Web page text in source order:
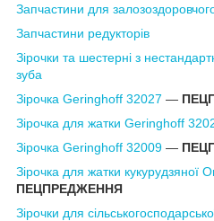
Запчастини для залоз
Запчастини редукторів
Зірочки та шестерні з
зуба
Зірочка Geringhoff 32027 ―
Зірочка для жатки Geringhoff
Зірочка Geringhoff 32009 ―
Зірочка для жатки кукурудзяної
ПЕЦПРЕДЖЕННЯ
Зірочки для